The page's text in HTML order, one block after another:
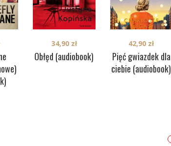
Obłęd (audiobook)
34,90 zł
Pięć gwiazdek dla
ciebie (audiobook)
42,90 zł